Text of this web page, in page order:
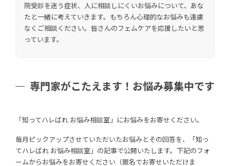
院受診を迷う症状、人に相談しにくいお悩みについて、あな
たと一緒に考えていきます。もちろん心理的なお悩みも遠慮
なくご相談ください。皆さんのフェムケアを応援したいと思
っています。
専門家がこたえます！お悩み募集中です
「知ってハレばれ お悩み相談室」にお悩みをお寄せください。
毎月ピックアップさせていただいたお悩みとその回答を、「知っ
てハレばれ お悩み相談室」の記事で公開いたします。下記のフォ
ームからお悩みをお寄せください（匿名でお寄せいただけま